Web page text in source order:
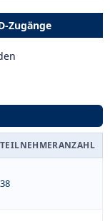
Zugänge
TEILNEHMERANZAHL
38